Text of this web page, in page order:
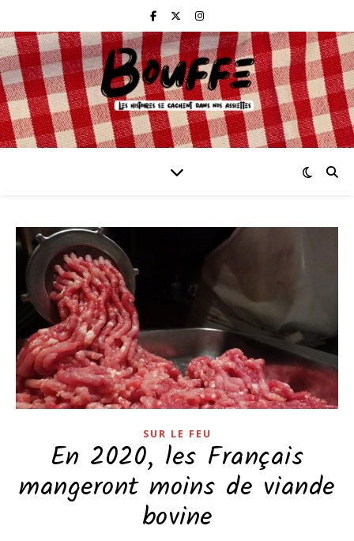
SUR LE FEU
En 2020, les Français
mangeront moins de viande
bovine